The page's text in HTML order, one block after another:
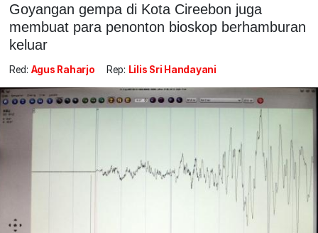
Goyangan gempa di Kota Cireebon juga
membuat para penonton bioskop berhamburan
keluar
Red: Agus Raharjo Rep: Lilis Sri Handayani